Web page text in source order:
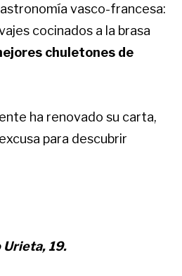
vasco-francesa:
cocinados a la brasa
chuletones de
ha renovado su carta,
para descubrir
Urieta, 19.